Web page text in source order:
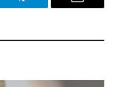
Telegram Email